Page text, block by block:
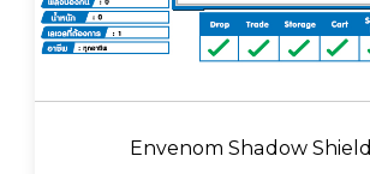
Envenom Shadow Shield